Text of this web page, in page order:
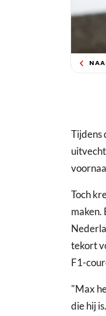
Tijdens
Toch
maken.
tekort
F1-
"Max
die hij